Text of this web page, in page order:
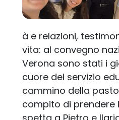
à e relazioni,
vita: al convegno
Verona sono stati i
cuore del servizio
cammino della
compito di prendere